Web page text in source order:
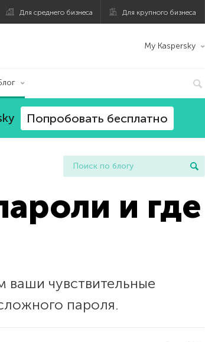
Для среднего бизнеса Для крупного бизнеса
My Kaspersky
Попробовать бесплатно
и где
чувствительные
пароля.